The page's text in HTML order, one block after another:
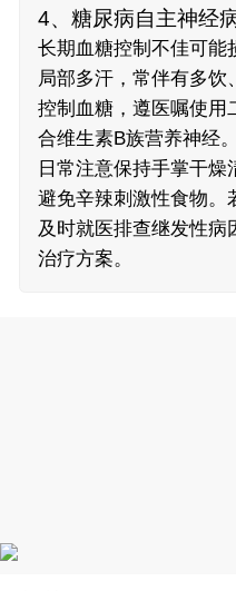
4、糖尿病自主神经
长期血糖控制不佳可能
局部多汗，常伴有多饮
控制血糖，遵医嘱使用
合维生素B族营养神经。
日常注意保持手掌干燥
避免辛辣刺激性食物。
及时就医排查继发性
治疗方案。